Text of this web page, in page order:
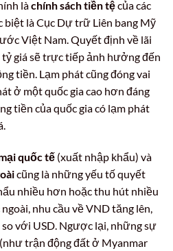
làchính sách tiền tệcủa các
biệt là Cục Dự trữ Liên bang Mỹ
Việt Nam. Quyết định về lãi
tỷ giá sẽ trực tiếp ảnh hưởng đến
tiền. Lạm phát cũng đóng vai
ở một quốc gia cao hơn đáng
tiền của quốc gia có lạm phát
quốc tế (xuất nhập khẩu) và
cũng là những yếu tố quyết
nhiều hơn hoặc thu hút nhiều
nhu cầu về VND tăng lên,
với USD. Ngược lại, những sự
trận động đất ở Myanmar